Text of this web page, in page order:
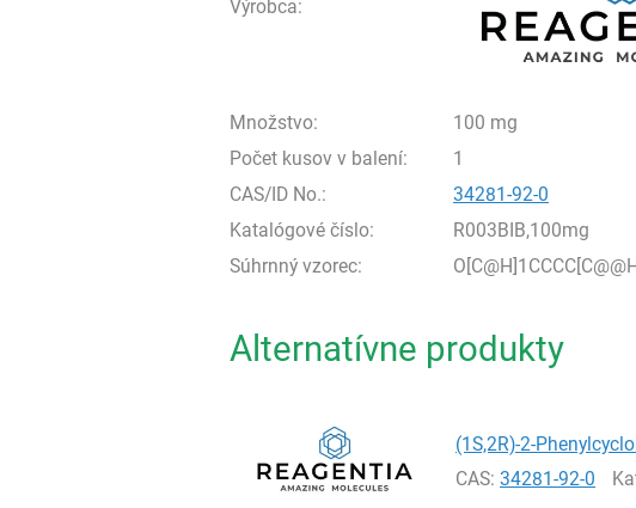
Výrobca:
Množstvo:
100 mg
Počet kusov v balení:
1
CAS/ID No.:
34281-92-0
Katalógové číslo:
R003BIB,100mg
Súhrnný vzorec:
Alternatívne produkty
(1S,2R)-2-
CAS:34281-92-0